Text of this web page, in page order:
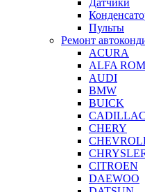
Датчики
Пульты
Ремонт
ACURA
ALFA
AUDI
BMW
BUICK
CADILLAC
CHERY
CITROEN
DAEWOO